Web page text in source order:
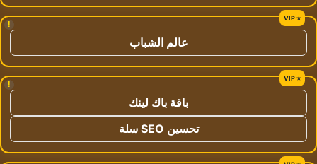
!
عالم الشباب
!
باقة باك لينك
تحسين SEO سلة